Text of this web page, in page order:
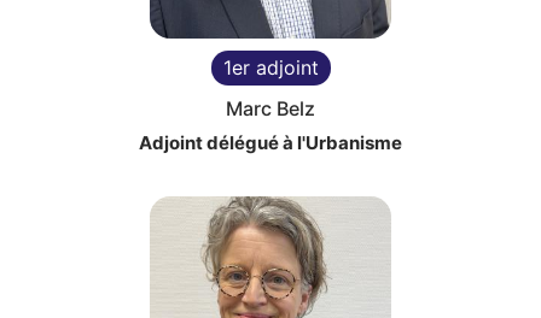
1er adjoint
Marc Belz
Adjoint délégué à l'Urbanisme